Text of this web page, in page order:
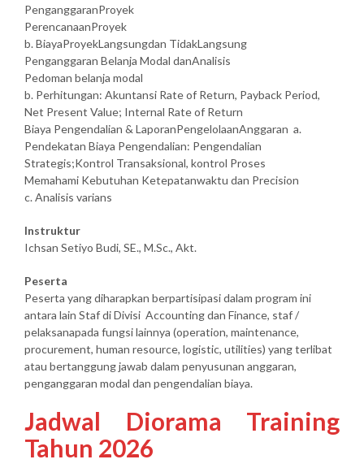
PenganggaranProyek
PerencanaanProyek
b. BiayaProyekLangsungdan TidakLangsung
Penganggaran Belanja Modal danAnalisis
Pedoman belanja modal
b. Perhitungan: Akuntansi Rate of Return, Payback Period,
Net Present Value; Internal Rate of Return
Biaya Pengendalian & LaporanPengelolaanAnggaran a.
Pendekatan Biaya Pengendalian: Pengendalian
Strategis;Kontrol Transaksional, kontrol Proses
Memahami Kebutuhan Ketepatanwaktu dan Precision
c. Analisis varians
Instruktur
Ichsan Setiyo Budi, SE., M.Sc., Akt.
Peserta
Peserta yang diharapkan berpartisipasi dalam program ini
antara lain Staf di Divisi Accounting dan Finance, staf /
pelaksanapada fungsi lainnya (operation, maintenance,
procurement, human resource, logistic, utilities) yang terlibat
atau bertanggung jawab dalam penyusunan anggaran,
penganggaran modal dan pengendalian biaya.
Jadwal Diorama Training
Tahun 2026